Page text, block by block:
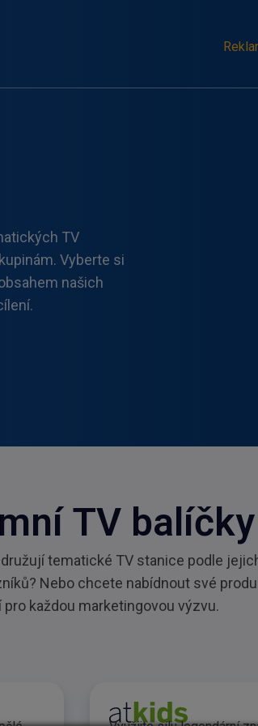
TV
Vyberte si
našich
TV balíčky
tematické TV stanice podle
Nebo chcete nabídnout své
každou marketingovou výzvu.